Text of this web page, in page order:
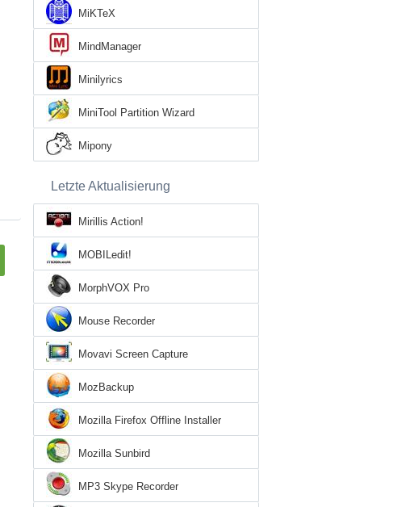
MiKTeX
MindManager
Minilyrics
MiniTool Partition Wizard
Mipony
Letzte Aktualisierung
Mirillis Action!
MOBILedit!
MorphVOX Pro
Mouse Recorder
Movavi Screen Capture
MozBackup
Mozilla Firefox Offline Installer
Mozilla Sunbird
MP3 Skype Recorder